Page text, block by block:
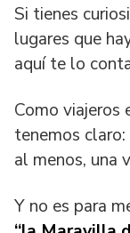
Si tienes
lugares que
aquí te lo
Como viajeros
tenemos
al menos, una
Y no es para